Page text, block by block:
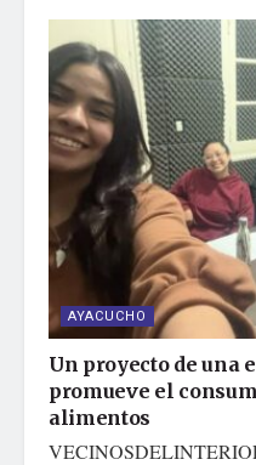
AYACUCHO
Un proyecto de una
promueve el
alimentos